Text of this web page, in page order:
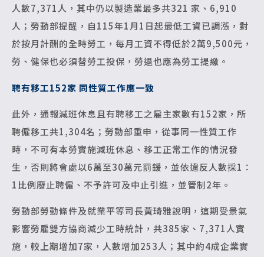
人數7,371人，其中仍以製造業最多共321 家、6,910
人；勞動部提醒，自115年1月1日起最低工資已調漲，對
於按月計酬的全時勞工，每月工資不得低於2萬9,500元，
勞、健保也必須替勞工投保，勞退也應為勞工提繳。
聘有移工152家 同性質工作應一致
此外，通報減班休息且有聘移工之雇主家數有152家，所
聘僱移工共1,304名；勞動部重申，從事同一性質工作
時，不可有本勞實施減班休息、移工正常工作的情況發
生，否則將會處以6萬至30萬元罰鍰，並依違反人數採1：
1比例廢止聘僱、不予許可及中止引進，並管制2年。
勞動部勞動條件及就業平等司長黃琦雅說明，這期受景氣
影響勞雇雙方協商減少工時統計，共385家、7,371人實
施，較上期增加7家，人數增加253人；其中約4成企業實